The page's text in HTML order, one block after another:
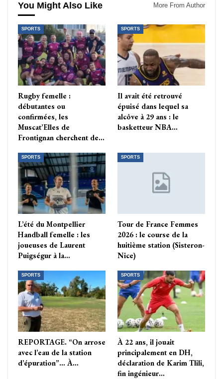
You Might Also Like More From Author
SPORTS
Rugby femelle :
débutantes ou
confirmées, les
Muscat’Elles de
Frontignan cherchent de…
SPORTS
Il avait été retrouvé
épuisé dans lequel sa
alcôve à 29 ans : le
basketteur NBA…
SPORTS
L’été du Montpellier
Handball femelle : les
joueuses de Laurent
Puigségur à la…
SPORTS
Tour de France Femmes
2026 : le course de la
huitième station (Sisteron-
Nice)
SPORTS
REPORTAGE. “On arrose
avec l’eau de la station
d’épuration”… À…
SPORTS
À 22 ans, il jouait
principalement en DH,
déclaration de Karim Tlili,
fin ingénieur…